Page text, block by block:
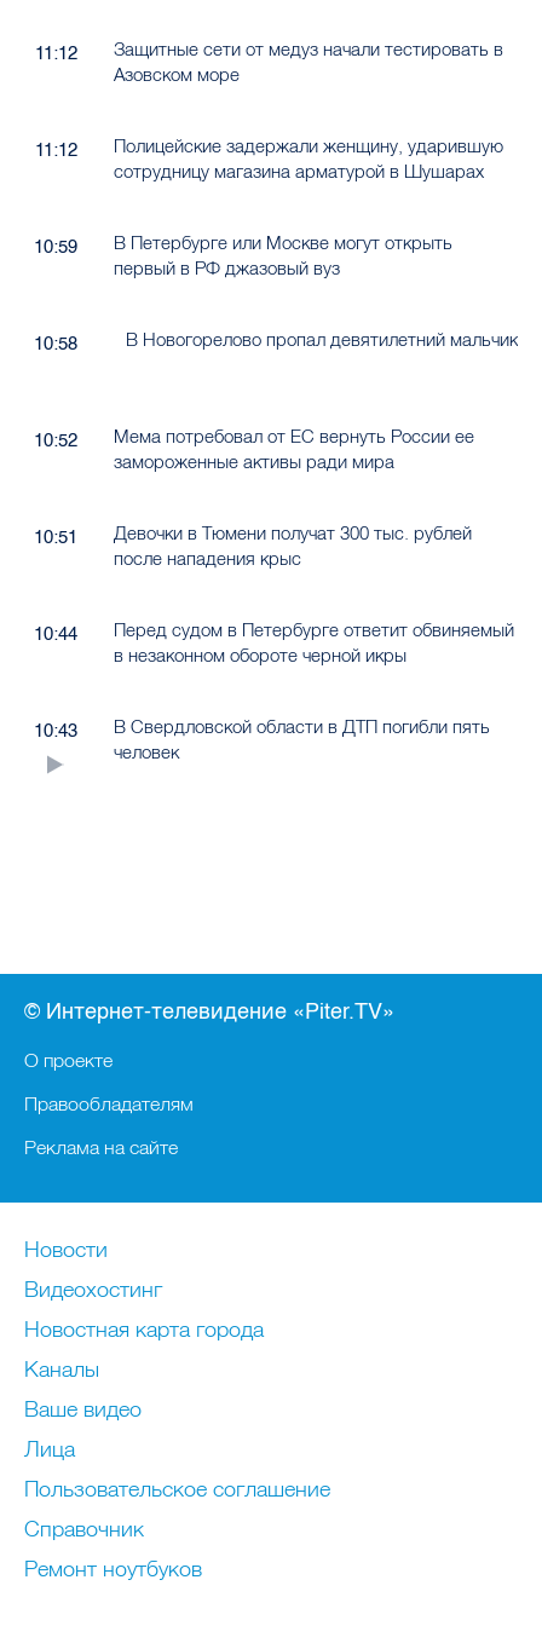
11:12
Защитные сети от медуз начали тестировать в
Азовском море
11:12
Полицейские задержали женщину, ударившую
сотрудницу магазина арматурой в Шушарах
10:59
В Петербурге или Москве могут открыть
первый в РФ джазовый вуз
10:58 В Новогорелово пропал девятилетний мальчик
10:52
Мема потребовал от ЕС вернуть России ее
замороженные активы ради мира
10:51
Девочки в Тюмени получат 300 тыс. рублей
после нападения крыс
10:44
Перед судом в Петербурге ответит обвиняемый
в незаконном обороте черной икры
10:43
В Свердловской области в ДТП погибли пять
человек
© Интернет-телевидение «Piter.TV»
О проекте
Правообладателям
Реклама на сайте
Новости
Видеохостинг
Новостная карта города
Каналы
Ваше видео
Лица
Пользовательское соглашение
Справочник
Ремонт нoутбуков